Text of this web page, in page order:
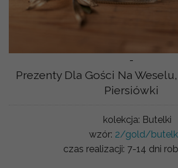
-
Prezenty Dla Gości Na
Piersiówki
kolekcja: Butelki
wzór: 2/gold/
czas realizacji: 7-14 dni